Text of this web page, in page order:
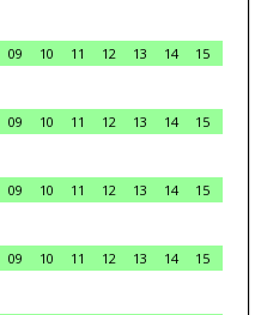
09 10 11 12 13 14
15
09 10 11 12 13 14
15
09 10 11 12 13 14
15
09 10 11 12 13 14
15